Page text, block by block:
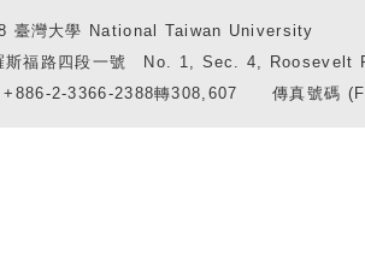
臺灣大學 National Taiwan University
斯福路四段一號 No. 1, Sec. 4, Roosevelt
+886-2-3366-2388轉308,607 傳真號碼